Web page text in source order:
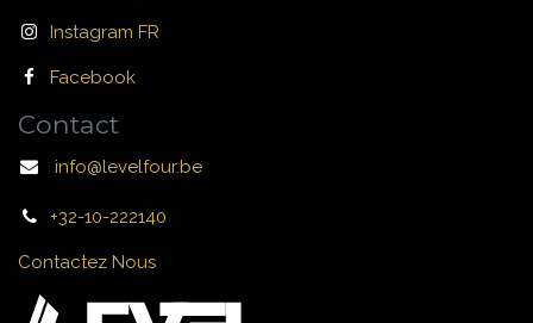
Instagram FR
Facebook
Contact
info@levelfour.be
+32-10-222140
Contactez Nous